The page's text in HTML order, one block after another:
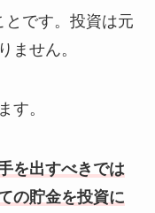
とです。投資は元
ません。
す。
を出すべきでは
の貯金を投資に